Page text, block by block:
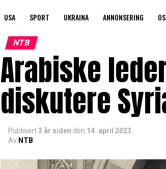
USA SPORT UKRAINA ANNONSERING
NTB
Arabiske
diskutere
Publisert3 år siden den 14. april 2023
Av NTB